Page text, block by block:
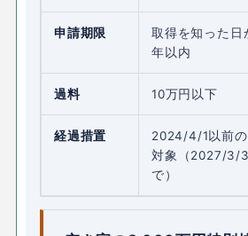
申請期限
取得を知った日
年以内
過料 10万円以下
経過措置
2024/4/1以前の
対象（2027/3/
で）